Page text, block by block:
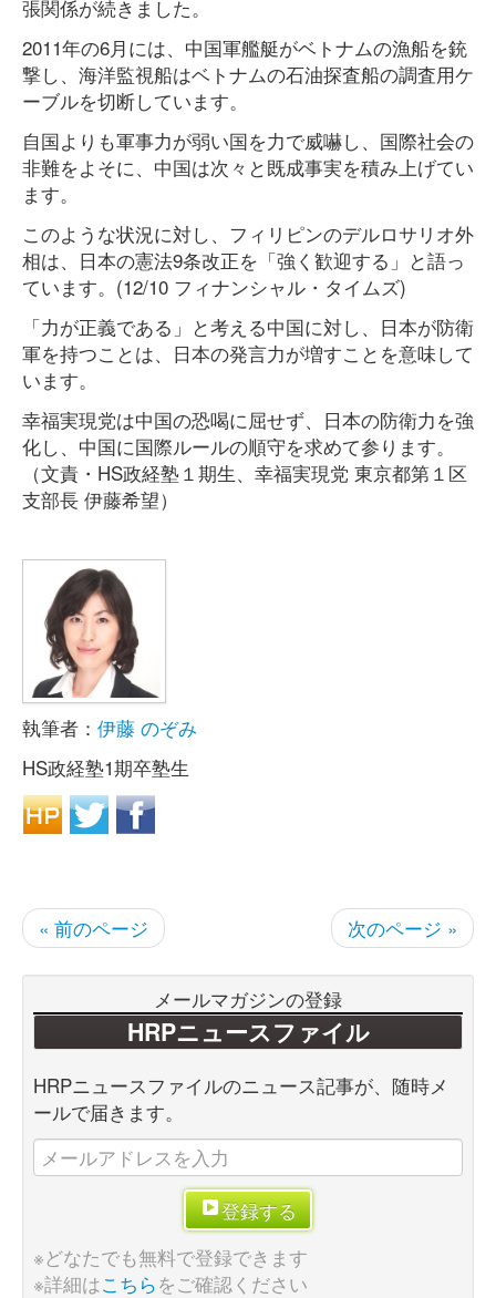
張関係が続きました。
2011年の6月には、中国軍艦艇がベトナムの漁船を銃
撃し、海洋監視船はベトナムの石油探査船の調査用ケ
ーブルを切断しています。
自国よりも軍事力が弱い国を力で威嚇し、国際社会の
非難をよそに、中国は次々と既成事実を積み上げてい
ます。
このような状況に対し、フィリピンのデルロサリオ外
相は、日本の憲法9条改正を「強く歓迎する」と語っ
ています。(12/10 フィナンシャル・タイムズ)
「力が正義である」と考える中国に対し、日本が防衛
軍を持つことは、日本の発言力が増すことを意味して
います。
幸福実現党は中国の恐喝に屈せず、日本の防衛力を強
化し、中国に国際ルールの順守を求めて参ります。
（文責・HS政経塾１期生、幸福実現党 東京都第１区
支部長 伊藤希望）
執筆者： 伊藤 のぞみ
HS政経塾1期卒塾生
« 前のページ 次のページ »
メールマガジンの登録
HRPニュースファイル
HRPニュースファイルのニュース記事が、随時メ
ールで届きます。
登録する
※どなたでも無料で登録できます
※詳細はこちらをご確認ください